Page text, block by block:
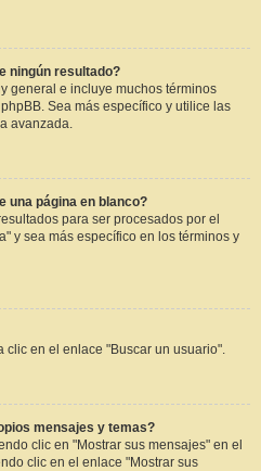
ningún resultado?
general e incluye muchos términos
Sea más específico y utilice las
avanzada.
una página en blanco?
para ser procesados por el
y sea más específico en los términos y
clic en el enlace "Buscar un usuario".
mensajes y temas?
clic en "Mostrar sus mensajes" en el
clic en el enlace "Mostrar sus